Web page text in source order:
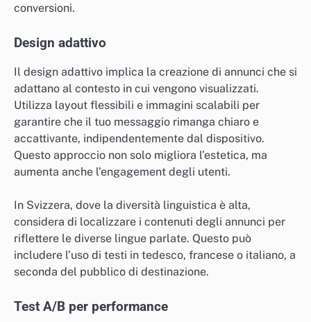
conversioni.
Design adattivo
Il design adattivo implica la creazione di annunci che si
adattano al contesto in cui vengono visualizzati.
Utilizza layout flessibili e immagini scalabili per
garantire che il tuo messaggio rimanga chiaro e
accattivante, indipendentemente dal dispositivo.
Questo approccio non solo migliora l’estetica, ma
aumenta anche l’engagement degli utenti.
In Svizzera, dove la diversità linguistica è alta,
considera di localizzare i contenuti degli annunci per
riflettere le diverse lingue parlate. Questo può
includere l’uso di testi in tedesco, francese o italiano, a
seconda del pubblico di destinazione.
Test A/B per performance